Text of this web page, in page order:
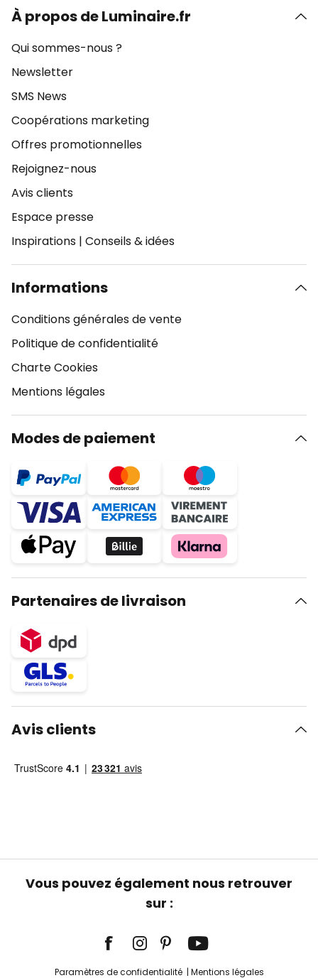
À propos de Luminaire.fr
Qui sommes-nous ?
Newsletter
SMS News
Coopérations marketing
Offres promotionnelles
Rejoignez-nous
Avis clients
Espace presse
Inspirations | Conseils & idées
Informations
Conditions générales de vente
Politique de confidentialité
Charte Cookies
Mentions légales
Modes de paiement
Partenaires de livraison
Avis clients
Vous pouvez également nous retrouver
sur :
Paramètres de confidentialité Mentions légales